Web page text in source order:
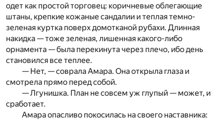
одет как простой торговец: коричне­вые облегающие
штаны, крепкие кожаные сандалии и теп­лая темно-
зеленая куртка поверх домотканой рубахи. Длинная
накидка — тоже зеленая, лишенная какого-либо
орнамента — была перекинута через плечо, ибо день
становился все теплее.
— Нет, — соврала Амара. Она открыла глаза и
смотрела прямо перед собой.
— Лгунишка. План не совсем уж глупый — может, и
сработает.
Амара опасливо покосилась на своего наставника: